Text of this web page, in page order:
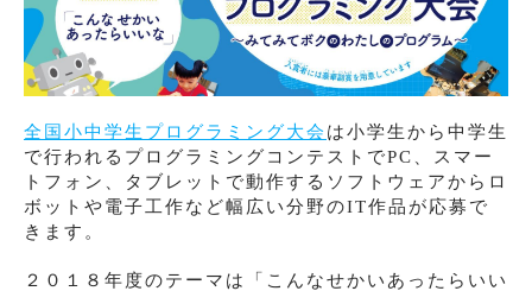
全国小中学生プログラミング大会 は小学生から中学生
で行われるプログラミングコンテストでPC、スマー
トフォン、タブレットで動作するソフトウェアからロ
ボットや電子工作など幅広い分野のIT作品が応募で
きます。
２０１８年度のテーマは「こんなせかいあったらいい